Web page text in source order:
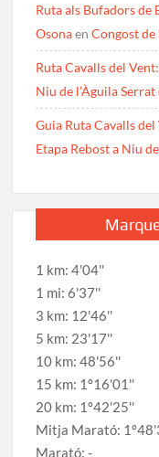
Ruta als Bufadors de
OsonaenCongost
Ruta Cavalls del
Niu de l’Àguila
Guia Ruta Cavalls
Etapa Rebost a Niu
1 km: 4'04''
1 mi: 6'37''
3 km: 12'46''
5 km: 23'17''
10 km: 48'56''
15 km: 1º16'01''
20 km: 1º42'25''
Mitja Marató:
Marató: -